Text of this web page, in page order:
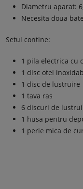
Diametru aparat:
Necesita doua
Setul contine:
1 pila electrica cu
1 disc otel
1 disc de lustruire
1 tava ras
6 discuri de
1 husa pentru
1 perie mica de